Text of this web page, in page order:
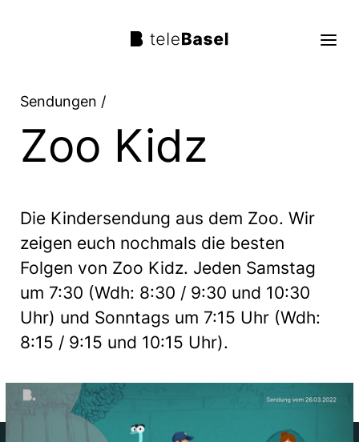
Sendungen
Über uns
Suche
Trag mit!
Sendungen /
Zoo Kidz
Die Kindersendung aus dem Zoo. Wir
zeigen euch nochmals die besten
Folgen von Zoo Kidz. Jeden Samstag
um 7:30 (Wdh: 8:30 / 9:30 und 10:30
Uhr) und Sonntags um 7:15 Uhr (Wdh:
8:15 / 9:15 und 10:15 Uhr).